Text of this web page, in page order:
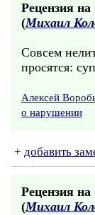
Рецензия на
(Михаил
Совсем
просятся:
Алексей
о нарушении
+ добавить
Рецензия на
(Михаил